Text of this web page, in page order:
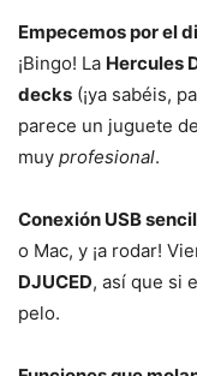
Empecemos por el
¡Bingo! La Hercules
decks (¡ya sabéis,
parece un juguete
muy profesional.
Conexión USB
o Mac, y ¡a rodar!
DJUCED, así que si
pelo.